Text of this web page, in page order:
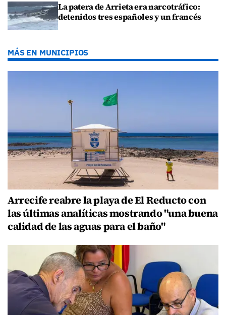
La patera de Arrieta era narcotráfico:
detenidos tres españoles y un francés
MÁS EN MUNICIPIOS
Arrecife reabre la playa de El Reducto con
las últimas analíticas mostrando "una buena
calidad de las aguas para el baño"